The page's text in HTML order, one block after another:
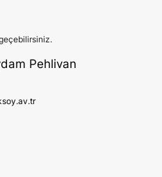
Pehlivan